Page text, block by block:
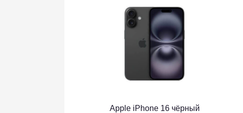
Apple iPhone 16 чёрный